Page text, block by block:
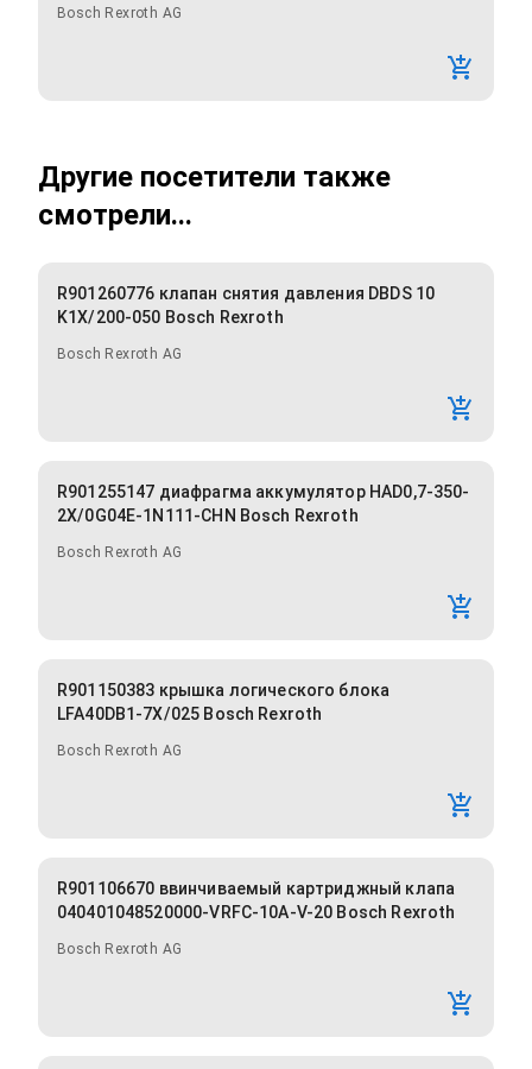
Bosch Rexroth AG
Другие посетители также
смотрели...
R901260776 клапан снятия давления DBDS 10
K1X/200-050 Bosch Rexroth
Bosch Rexroth AG
R901255147 диафрагма аккумулятор HAD0,7-350-
2X/0G04E-1N111-CHN Bosch Rexroth
Bosch Rexroth AG
R901150383 крышка логического блока
LFA40DB1-7X/025 Bosch Rexroth
Bosch Rexroth AG
R901106670 ввинчиваемый картриджный клапа
040401048520000-VRFC-10A-V-20 Bosch Rexroth
Bosch Rexroth AG